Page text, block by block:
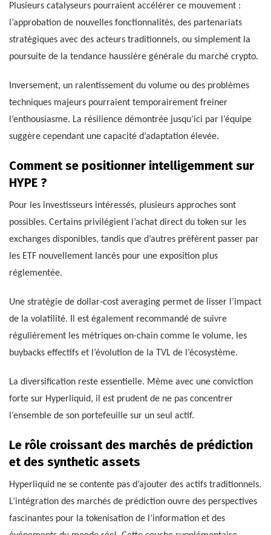
Plusieurs catalyseurs pourraient accélérer ce mouvement :
l’approbation de nouvelles fonctionnalités, des partenariats
stratégiques avec des acteurs traditionnels, ou simplement la
poursuite de la tendance haussière générale du marché crypto.
Inversement, un ralentissement du volume ou des problèmes
techniques majeurs pourraient temporairement freiner
l’enthousiasme. La résilience démontrée jusqu’ici par l’équipe
suggère cependant une capacité d’adaptation élevée.
Comment se positionner intelligemment sur
HYPE ?
Pour les investisseurs intéressés, plusieurs approches sont
possibles. Certains privilégient l’achat direct du token sur les
exchanges disponibles, tandis que d’autres préfèrent passer par
les ETF nouvellement lancés pour une exposition plus
réglementée.
Une stratégie de dollar-cost averaging permet de lisser l’impact
de la volatilité. Il est également recommandé de suivre
régulièrement les métriques on-chain comme le volume, les
buybacks effectifs et l’évolution de la TVL de l’écosystème.
La diversification reste essentielle. Même avec une conviction
forte sur Hyperliquid, il est prudent de ne pas concentrer
l’ensemble de son portefeuille sur un seul actif.
Le rôle croissant des marchés de prédiction
et des synthetic assets
Hyperliquid ne se contente pas d’ajouter des actifs traditionnels.
L’intégration des marchés de prédiction ouvre des perspectives
fascinantes pour la tokenisation de l’information et des